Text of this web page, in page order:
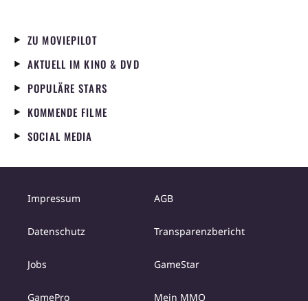
ZU MOVIEPILOT
AKTUELL IM KINO & DVD
POPULÄRE STARS
KOMMENDE FILME
SOCIAL MEDIA
Impressum AGB
Datenschutz Transparenzbericht
Jobs GameStar
GamePro Mein MMO